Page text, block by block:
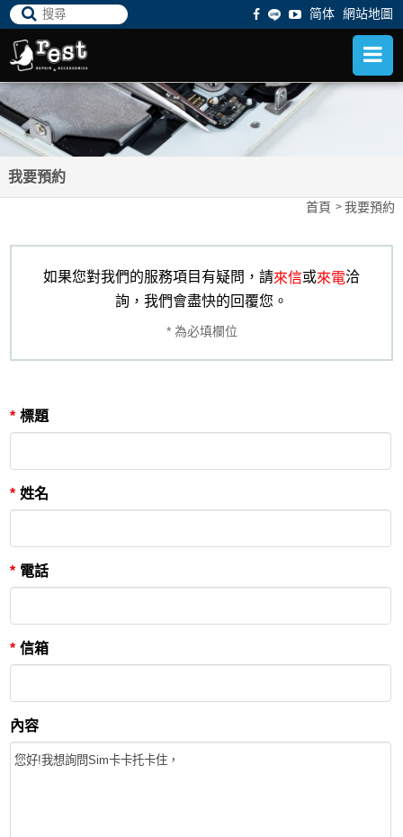
简体 網站地圖
我要預約
首頁 我要預約
如果您對我們的服務項目有疑問，請來信或來電洽
詢，我們會盡快的回覆您。
* 為必填欄位
* 標題
* 姓名
* 電話
* 信箱
內容